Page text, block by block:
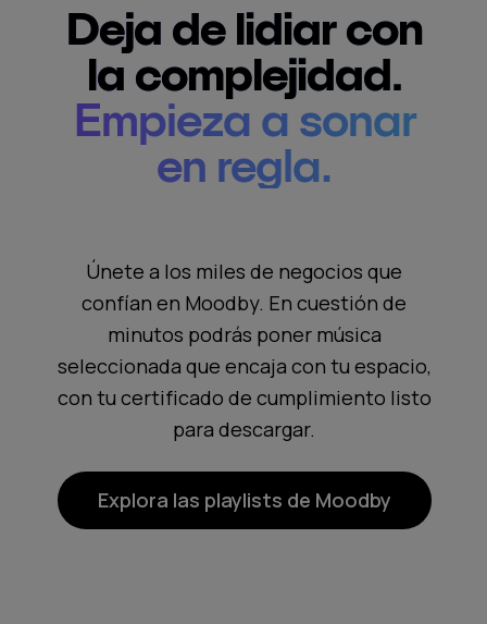
Únete a los miles de negocios que
confían en Moodby. En cuestión de
minutos podrás poner música
seleccionada que encaja con tu espacio,
con tu certificado de cumplimiento listo
para descargar.
Explora las playlists de Moodby
Deja de lidiar con
la complejidad.
Empieza a sonar
en regla.